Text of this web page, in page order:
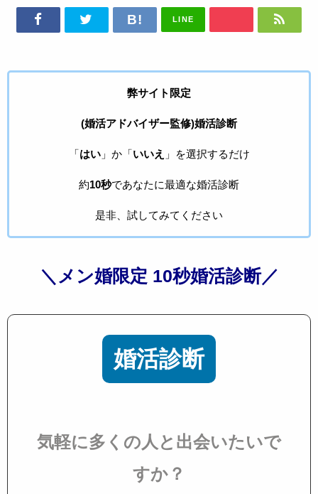
LINE
弊サイト限定
(婚活アドバイザー監修)婚活診断
「はい」か「いいえ 」を選択するだけ
約10秒であなたに最適な婚活診断
是非、試してみてください
＼メン婚限定 10秒婚活診断／
婚活診断
気軽に多くの人と出会いたいで
すか？